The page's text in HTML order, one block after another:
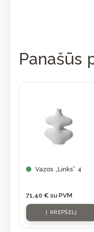
Panašūs
Vazos „Links” 4
71,40 € su PVM
Į KREPŠELĮ